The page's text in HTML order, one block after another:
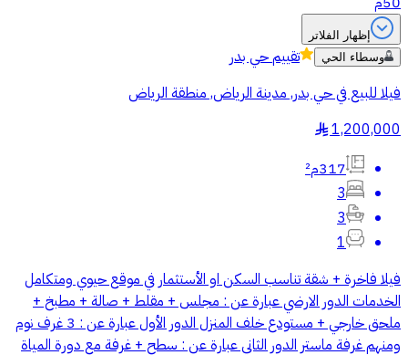
إظهار الفلاتر
وسطاء الحي
تقييمحي بدر
فيلا للبيع في حي بدر, مدينة الرياض, منطقة الرياض
1,200,000
§
317م²
3
3
1
فيلا فاخرة + شقة تناسب السكن او الأستثمار في موقع حيوي ومتكامل
الخدمات الدور الارضي عبارة عن : مجلس + مقلط + صالة + مطبخ +
ملحق خارجي + مستودع خلف المنزل الدور الأول عبارة عن : 3 غرف نوم
ومنهم غرفة ماستر الدور الثاني عبارة عن : سطح + غرفة مع دورة المياة